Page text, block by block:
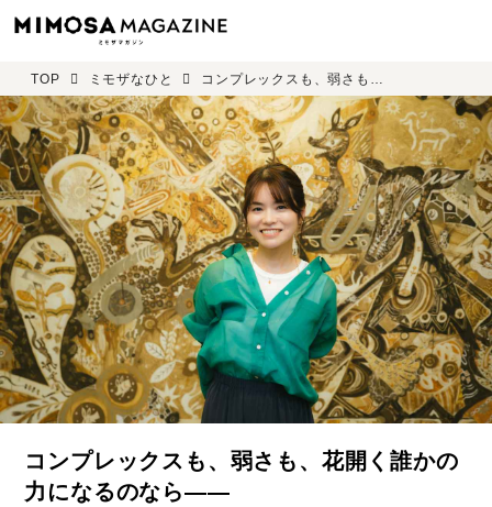
TOP ミモザなひと コンプレックスも、弱さも、花開く誰かの力になるのなら―― 世永亜実さん＜後編＞
コンプレックスも、弱さも、花開く誰かの
力になるのなら――